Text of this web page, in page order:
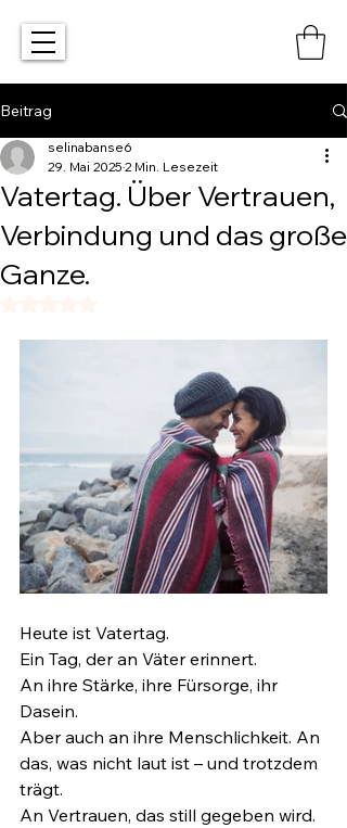
Beitrag
Vatertag. Über Vertrauen,
Verbindung und das große
Ganze.
selinabanse6
29. Mai 2025 2 Min. Lesezeit
Heute ist Vatertag.
Ein Tag, der an Väter erinnert.
An ihre Stärke, ihre Fürsorge, ihr
Dasein.
Aber auch an ihre Menschlichkeit. An
das, was nicht laut ist – und trotzdem
trägt.
An Vertrauen, das still gegeben wird.